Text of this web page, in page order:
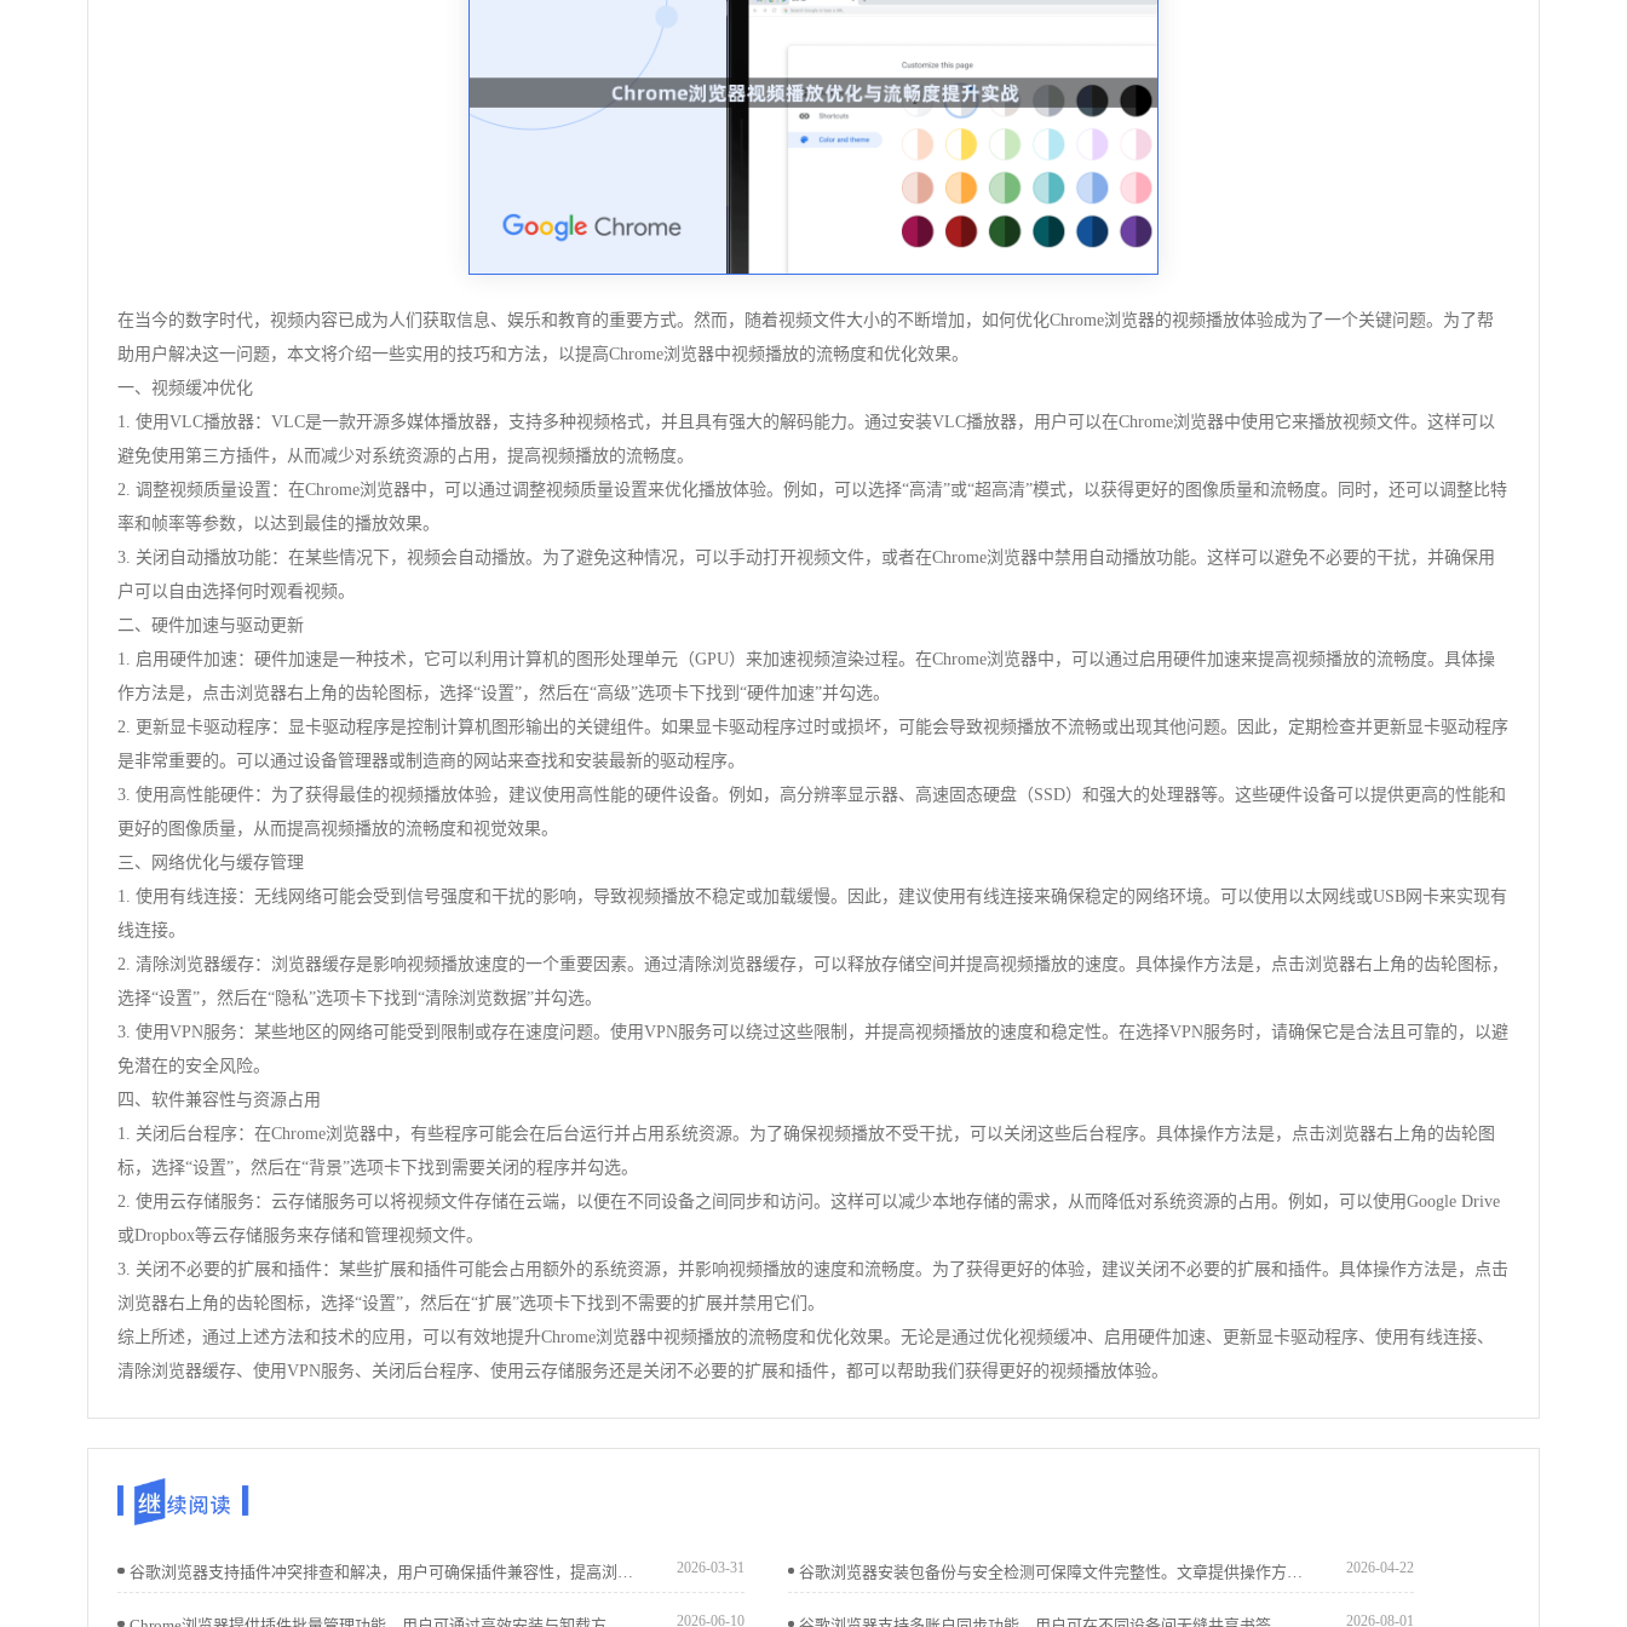
在当今的数字时代，视频内容已成为人们获取信息、娱乐和教育的重要方式。然而，随着视频文件大小的不断增加，如何优化Chrome浏览器的视频播放体验成为了一个关键问题。为了帮
助用户解决这一问题，本文将介绍一些实用的技巧和方法，以提高Chrome浏览器中视频播放的流畅度和优化效果。
一、视频缓冲优化
1. 使用VLC播放器：VLC是一款开源多媒体播放器，支持多种视频格式，并且具有强大的解码能力。通过安装VLC播放器，用户可以在Chrome浏览器中使用它来播放视频文件。这样可以
避免使用第三方插件，从而减少对系统资源的占用，提高视频播放的流畅度。
2. 调整视频质量设置：在Chrome浏览器中，可以通过调整视频质量设置来优化播放体验。例如，可以选择“高清”或“超高清”模式，以获得更好的图像质量和流畅度。同时，还可以调整比特
率和帧率等参数，以达到最佳的播放效果。
3. 关闭自动播放功能：在某些情况下，视频会自动播放。为了避免这种情况，可以手动打开视频文件，或者在Chrome浏览器中禁用自动播放功能。这样可以避免不必要的干扰，并确保用
户可以自由选择何时观看视频。
二、硬件加速与驱动更新
1. 启用硬件加速：硬件加速是一种技术，它可以利用计算机的图形处理单元（GPU）来加速视频渲染过程。在Chrome浏览器中，可以通过启用硬件加速来提高视频播放的流畅度。具体操
作方法是，点击浏览器右上角的齿轮图标，选择“设置”，然后在“高级”选项卡下找到“硬件加速”并勾选。
2. 更新显卡驱动程序：显卡驱动程序是控制计算机图形输出的关键组件。如果显卡驱动程序过时或损坏，可能会导致视频播放不流畅或出现其他问题。因此，定期检查并更新显卡驱动程序
是非常重要的。可以通过设备管理器或制造商的网站来查找和安装最新的驱动程序。
3. 使用高性能硬件：为了获得最佳的视频播放体验，建议使用高性能的硬件设备。例如，高分辨率显示器、高速固态硬盘（SSD）和强大的处理器等。这些硬件设备可以提供更高的性能和
更好的图像质量，从而提高视频播放的流畅度和视觉效果。
三、网络优化与缓存管理
1. 使用有线连接：无线网络可能会受到信号强度和干扰的影响，导致视频播放不稳定或加载缓慢。因此，建议使用有线连接来确保稳定的网络环境。可以使用以太网线或USB网卡来实现有
线连接。
2. 清除浏览器缓存：浏览器缓存是影响视频播放速度的一个重要因素。通过清除浏览器缓存，可以释放存储空间并提高视频播放的速度。具体操作方法是，点击浏览器右上角的齿轮图标，
选择“设置”，然后在“隐私”选项卡下找到“清除浏览数据”并勾选。
3. 使用VPN服务：某些地区的网络可能受到限制或存在速度问题。使用VPN服务可以绕过这些限制，并提高视频播放的速度和稳定性。在选择VPN服务时，请确保它是合法且可靠的，以避
免潜在的安全风险。
四、软件兼容性与资源占用
1. 关闭后台程序：在Chrome浏览器中，有些程序可能会在后台运行并占用系统资源。为了确保视频播放不受干扰，可以关闭这些后台程序。具体操作方法是，点击浏览器右上角的齿轮图
标，选择“设置”，然后在“背景”选项卡下找到需要关闭的程序并勾选。
2. 使用云存储服务：云存储服务可以将视频文件存储在云端，以便在不同设备之间同步和访问。这样可以减少本地存储的需求，从而降低对系统资源的占用。例如，可以使用Google Drive
或Dropbox等云存储服务来存储和管理视频文件。
3. 关闭不必要的扩展和插件：某些扩展和插件可能会占用额外的系统资源，并影响视频播放的速度和流畅度。为了获得更好的体验，建议关闭不必要的扩展和插件。具体操作方法是，点击
浏览器右上角的齿轮图标，选择“设置”，然后在“扩展”选项卡下找到不需要的扩展并禁用它们。
综上所述，通过上述方法和技术的应用，可以有效地提升Chrome浏览器中视频播放的流畅度和优化效果。无论是通过优化视频缓冲、启用硬件加速、更新显卡驱动程序、使用有线连接、
清除浏览器缓存、使用VPN服务、关闭后台程序、使用云存储服务还是关闭不必要的扩展和插件，都可以帮助我们获得更好的视频播放体验。
谷歌浏览器支持插件冲突排查和解决，用户可确保插件兼容性，提高浏览器稳定性和操作效率。 2026-03-31 谷歌浏览器安装包备份与安全检测可保障文件完整性。文章提供操作方案，帮助用户安全管理和恢复安装包。 2026-04-22
2026-06-10 2026-08-01